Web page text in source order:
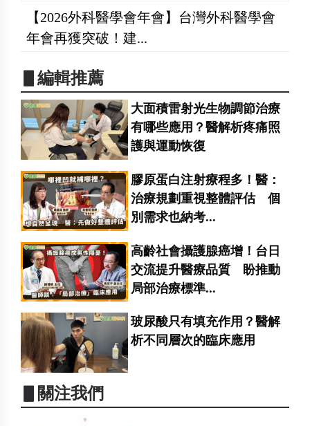
【2026外科醫學會年會】台灣外科醫學會
年會再獲突破！建...
▋編輯推薦
大面積雷射光生物調節治療
有哪些應用？醫解析疼痛照
護與運動恢復
膠原蛋白注射療程多！醫：
治療規劃重視整體評估 個
別需求也納考...
高齡社會攝護腺癌增！台日
交流提升醫療品質 盼推動
局部治療標準...
玻尿酸只有填充作用？醫解
析不同層次的臨床應用
▋關注我們